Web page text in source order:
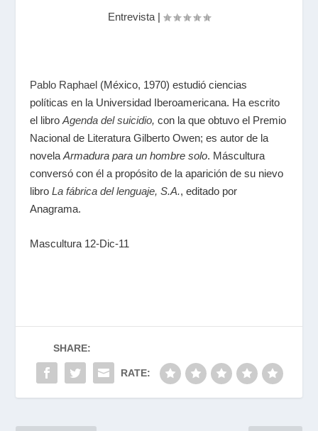
Entrevista |
Pablo Raphael (México, 1970) estudió ciencias
políticas en la Universidad Iberoamericana. Ha escrito
el libroAgenda del suicidio,con la que obtuvo el Premio
Nacional de Literatura Gilberto Owen; es autor de la
novelaArmadura para un hombre solo. Máscultura
conversó con él a propósito de la aparición de su nievo
libroLa fábrica del lenguaje, S.A., editado por
Anagrama.
Mascultura 12-Dic-11
SHARE:
RATE: